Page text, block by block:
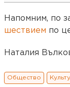
Напомним, по
шествием по
Наталия
Общество